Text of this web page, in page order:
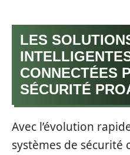
LES
CONNECTÉES
SÉCURITÉ
Avec l’évolution
systèmes de sécurité